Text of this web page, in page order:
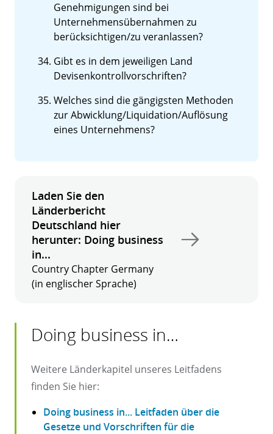
Genehmigungen sind bei
Unternehmensübernahmen zu
berücksichtigen/zu veranlassen?
Gibt es in dem jeweiligen Land
Devisenkontrollvorschriften?
Welches sind die gängigsten Methoden
zur Abwicklung/Liquidation/Auflösung
eines Unternehmens?
Laden Sie den
Länderbericht
Deutschland hier
herunter: Doing business
in...
Country Chapter Germany
(in englischer Sprache)
Doing business in…
Weitere Länderkapitel unseres Leitfadens
finden Sie hier:
Doing business in... Leitfaden über die
Gesetze und Vorschriften für die